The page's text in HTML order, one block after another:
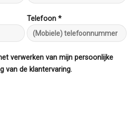
Telefoon *
verwerken van mijn persoonlijke
van de klantervaring.